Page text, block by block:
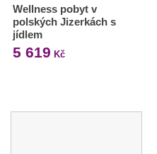
Wellness pobyt v
polských Jizerkách s
jídlem
5 619 Kč